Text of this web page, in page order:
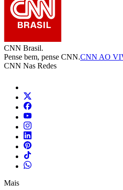
CNN Brasil.
Pense bem, pense CNN.CNN AO
CNN Nas Redes
Mais